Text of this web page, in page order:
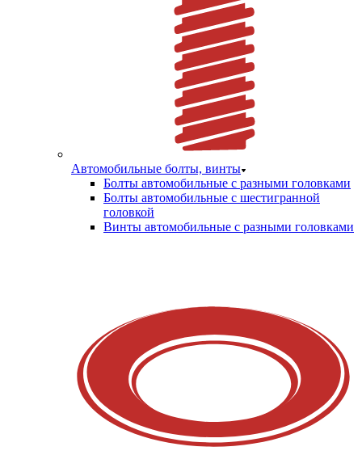
Автомобильные болты, винты
Болты автомобильные с разными головками
Болты автомобильные с шестигранной
головкой
Винты автомобильные с разными головками